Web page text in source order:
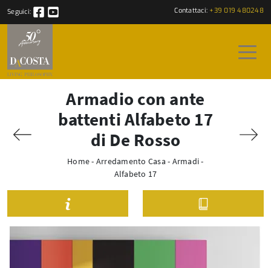
Seguici: Contattaci: +39 019 480248
Armadio con ante
battenti Alfabeto 17
di De Rosso
Home- Arredamento Casa - Armadi-
Alfabeto 17